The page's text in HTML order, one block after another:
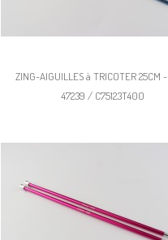
ZING-AIGUILLES à TRICOTER 25CM
47239 / C75123T400